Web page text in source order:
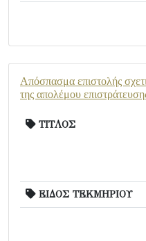
Απόσπασμα επιστολής
της απολέμου
ΤΙΤΛΟΣ
ΕΙΔΟΣ ΤΕΚΜΗΡΙΟΥ